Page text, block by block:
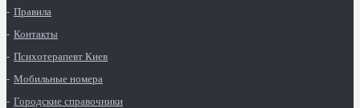
Правила
Контакты
Психотерапевт Киев
Мобильные номера
Городские справочники